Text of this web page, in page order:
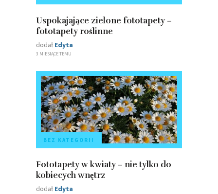
Uspokajające zielone fototapety –
fototapety roślinne
dodał Edyta
3 MIESIĄCE TEMU
BEZ KATEGORII
Fototapety w kwiaty – nie tylko do
kobiecych wnętrz
dodał Edyta